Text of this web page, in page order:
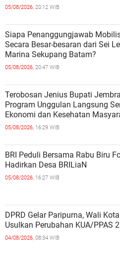
05/08/2026, 20:12 WIB
Siapa Penanggungjawab
Secara Besar-besaran dari Sei
Marina Sekupang Batam?
05/08/2026, 20:47 WIB
Terobosan Jenius Bupati
Program Unggulan Langsung
Ekonomi dan Kesehatan
05/08/2026, 16:29 WIB
BRI Peduli Bersama Rabu Biru
Hadirkan Desa BRILiaN
05/08/2026, 16:27 WIB
DPRD Gelar Paripurna, Wali
Usulkan Perubahan KUA/PPAS
04/08/2026, 08:34 WIB